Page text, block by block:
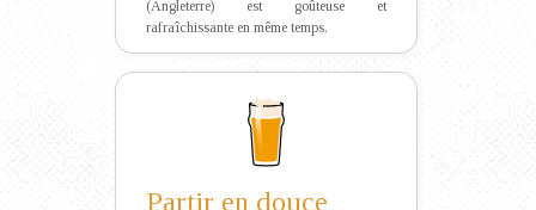
(Angleterre) est goûteuse et
rafraîchissante en même temps.
Partir en douce